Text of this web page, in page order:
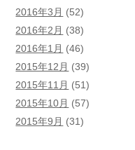
2016年3月 (52)
2016年2月 (38)
2016年1月 (46)
2015年12月 (39)
2015年11月 (51)
2015年10月 (57)
2015年9月 (31)